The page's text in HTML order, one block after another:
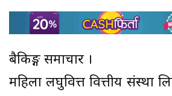
बैकिङ्ग समाचार ।
महिला लघुवित्त वित्तीय संस्था